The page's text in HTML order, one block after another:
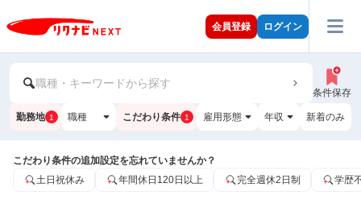
会員登録 ログイン
職種・キーワードから探す
条件保存
勤務地 1 職種 こだわり条件 1 雇用形態 年収 新着のみ
こだわり条件の追加設定を忘れていませんか？
土日祝休み
年間休日120日以上 完全週休2日制 学歴